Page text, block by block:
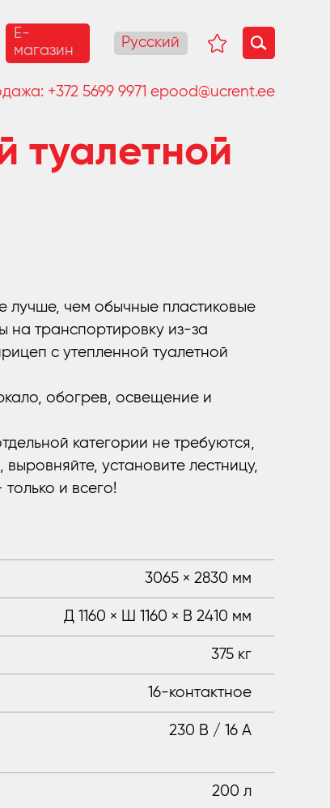
E-
магазин
Русский
+372 5699 9971 epood@ucrent.ee
туалетной
лучше, чем обычные пластиковые
на транспортировку из-за
с утепленной туалетной
обогрев, освещение и
категории не требуются,
установите лестницу,
и всего!
3065 × 2830 мм
Д 1160 × Ш 1160 × В 2410 мм
375 кг
16-контактное
230 В / 16 А
200 л